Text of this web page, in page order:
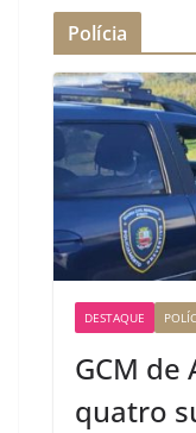
Polícia
DESTAQUE
GCM
quatro